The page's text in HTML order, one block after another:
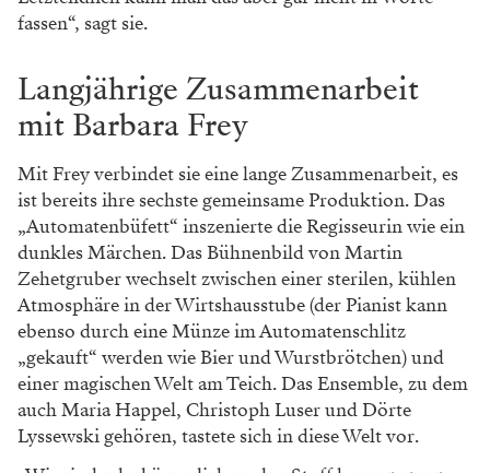
fassen“, sagt sie.
Langjährige Zusammenarbeit
mit Barbara Frey
Mit Frey verbindet sie eine lange Zusammenarbeit, es
ist bereits ihre sechste gemeinsame Produktion. Das
„Automatenbüfett“ inszenierte die Regisseurin wie ein
dunkles Märchen. Das Bühnenbild von Martin
Zehetgruber wechselt zwischen einer sterilen, kühlen
Atmosphäre in der Wirtshausstube (der Pianist kann
ebenso durch eine Münze im Automatenschlitz
„gekauft“ werden wie Bier und Wurstbrötchen) und
einer magischen Welt am Teich. Das Ensemble, zu dem
auch Maria Happel, Christoph Luser und Dörte
Lyssewski gehören, tastete sich in diese Welt vor.